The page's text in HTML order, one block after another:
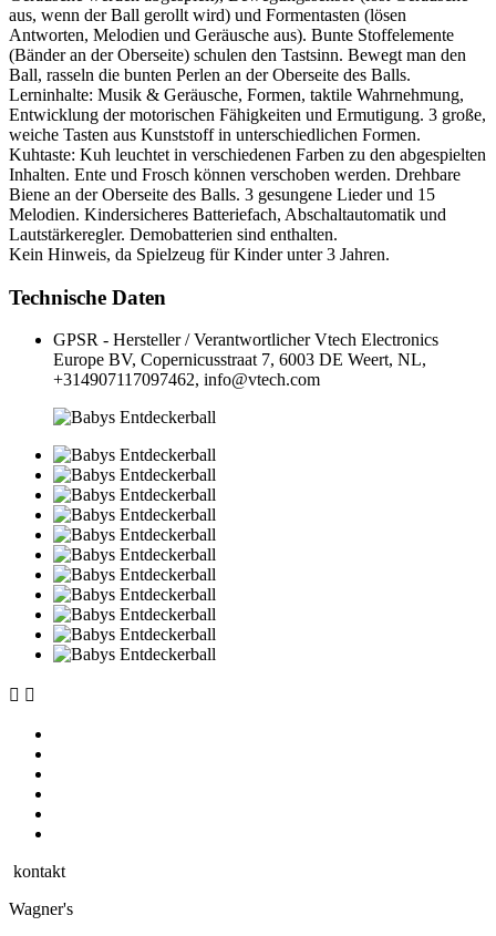
aus, wenn der Ball gerollt wird) und Formentasten (lösen
Antworten, Melodien und Geräusche aus). Bunte Stoffelemente
(Bänder an der Oberseite) schulen den Tastsinn. Bewegt man den
Ball, rasseln die bunten Perlen an der Oberseite des Balls.
Lerninhalte: Musik & Geräusche, Formen, taktile Wahrnehmung,
Entwicklung der motorischen Fähigkeiten und Ermutigung. 3 große,
weiche Tasten aus Kunststoff in unterschiedlichen Formen.
Kuhtaste: Kuh leuchtet in verschiedenen Farben zu den abgespielten
Inhalten. Ente und Frosch können verschoben werden. Drehbare
Biene an der Oberseite des Balls. 3 gesungene Lieder und 15
Melodien. Kindersicheres Batteriefach, Abschaltautomatik und
Lautstärkeregler. Demobatterien sind enthalten.
Kein Hinweis, da Spielzeug für Kinder unter 3 Jahren.
Technische Daten
GPSR - Hersteller / Verantwortlicher Vtech Electronics
Europe BV, Copernicusstraat 7, 6003 DE Weert, NL,
+314907117097462, info@vtech.com
 
kontakt
Wagner's